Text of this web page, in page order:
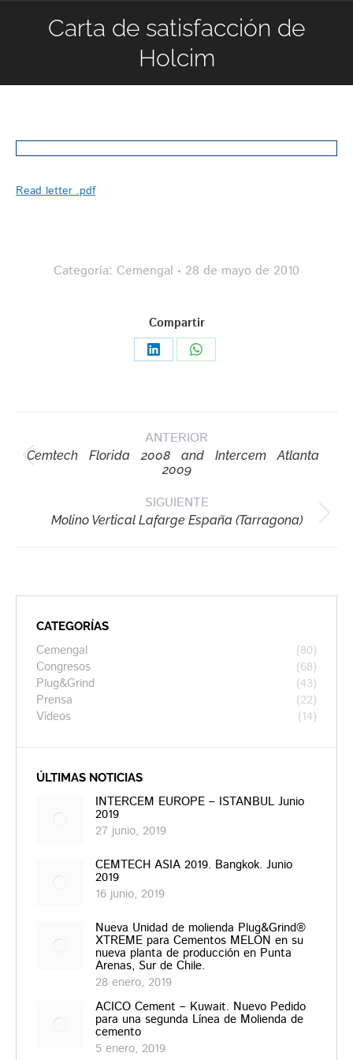
Carta de satisfacción de
Holcim
Read letter .pdf
Categoría: Cemengal 28 de mayo de 2010
Compartir
Share Share
publicaciones
ANTERIOR
Publicación
anterior:
Cemtech Florida 2008 and Intercem Atlanta
2009
SIGUIENTE
Publicación
siguiente:
Molino Vertical Lafarge España (Tarragona)
CATEGORÍAS
Cemengal
(80)
Congresos
(68)
Plug&Grind
(43)
Prensa
(22)
Vídeos
(14)
ÚLTIMAS NOTICIAS
INTERCEM EUROPE – ISTANBUL Junio
2019
27 junio, 2019
CEMTECH ASIA 2019. Bangkok. Junio
2019
16 junio, 2019
Nueva Unidad de molienda Plug&Grind®
XTREME para Cementos MELON en su
nueva planta de producción en Punta
Arenas, Sur de Chile.
28 enero, 2019
ACICO Cement – Kuwait. Nuevo Pedido
para una segunda Línea de Molienda de
cemento
5 enero, 2019